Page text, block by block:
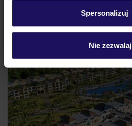
Spersonalizuj
Nie zezwalaj
ZALICZKA 25%